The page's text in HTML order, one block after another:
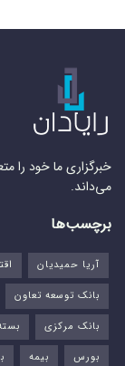
خبرگزاری ما خود را
می‌داند.
برچسب‌ها
آریا حمیدیان
بانک توسعه تعاون
بانک مرکزی
بورس‌
بیمه